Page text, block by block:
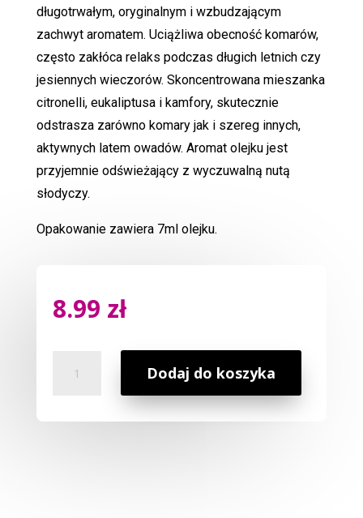
długotrwałym, oryginalnym i wzbudzającym
zachwyt aromatem. Uciążliwa obecność komarów,
często zakłóca relaks podczas długich letnich czy
jesiennych wieczorów. Skoncentrowana mieszanka
citronelli, eukaliptusa i kamfory, skutecznie
odstrasza zarówno komary jak i szereg innych,
aktywnych latem owadów. Aromat olejku jest
przyjemnie odświeżający z wyczuwalną nutą
słodyczy.
Opakowanie zawiera 7ml olejku.
8.99 zł
Olejek
Dodaj do koszyka